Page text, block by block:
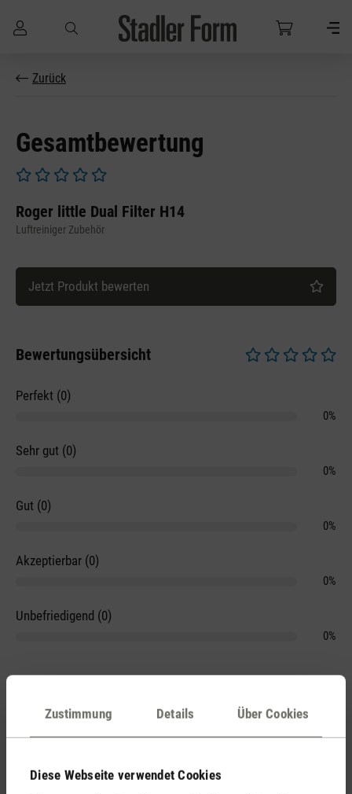
Zustimmung Details Über Cookies
Diese Webseite verwendet Cookies
Zum Hauptinhalt springen
Zurück
Gesamtbewertung
Roger little Dual Filter H14
Luftreiniger Zubehör
Jetzt Produkt bewerten
Bewertungsübersicht
Perfekt (0)
0%
Sehr gut (0)
0%
Gut (0)
0%
Akzeptierbar (0)
0%
Unbefriedigend (0)
0%
Kommentare (0)